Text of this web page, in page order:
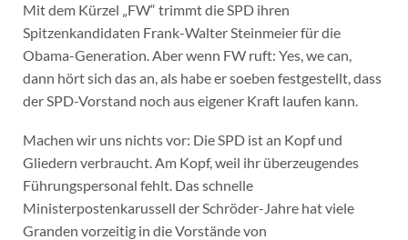
Mit dem Kürzel „FW“ trimmt die SPD ihren
Spitzenkandidaten Frank-Walter Steinmeier für die
Obama-Generation. Aber wenn FW ruft: Yes, we can,
dann hört sich das an, als habe er soeben festgestellt, dass
der SPD-Vorstand noch aus eigener Kraft laufen kann.
Machen wir uns nichts vor: Die SPD ist an Kopf und
Gliedern verbraucht. Am Kopf, weil ihr überzeugendes
Führungspersonal fehlt. Das schnelle
Ministerpostenkarussell der Schröder-Jahre hat viele
Granden vorzeitig in die Vorstände von